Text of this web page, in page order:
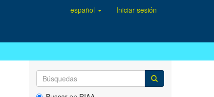
español Iniciar sesión